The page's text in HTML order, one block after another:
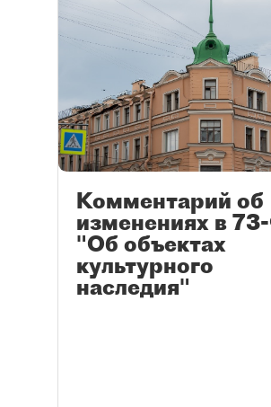
Комментарий об
изменениях в
"Об объектах
культурного
наследия"